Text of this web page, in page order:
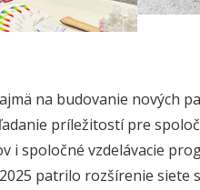
na budovanie nových
príležitostí pre
i spoločné vzdelávacie
patrilo rozšírenie